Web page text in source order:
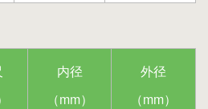
内径
（mm）
外径
（mm）